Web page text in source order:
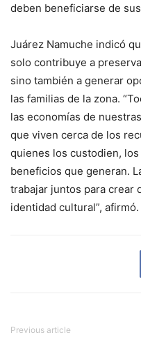
deben beneficiarse de
Juárez Namuche indicó
solo contribuye a
sino también a generar
las familias de la zona.
las economías de
que viven cerca de los
quienes los custodien,
beneficios que generan.
trabajar juntos para crear
identidad cultural”, afirmó.
Previous article